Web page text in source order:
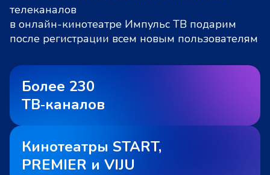
телеканалов
в онлайн-кинотеатре Импульс ТВ подарим
после регистрации всем новым пользователям
Более 230
ТВ‑каналов
Кинотеатры START,
PREMIER и VIJU